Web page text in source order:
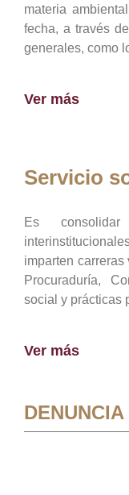
materia
fecha, a través
generales, como
Ver más
Servicio
Es
imparten
Procuraduría,
social y prácticas
Ver más